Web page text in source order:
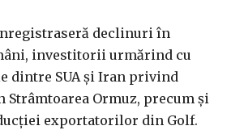
declinuri în
investitorii urmărind cu
dintre SUA şi Iran privind
Ormuz, precum şi
exportatorilor din Golf.